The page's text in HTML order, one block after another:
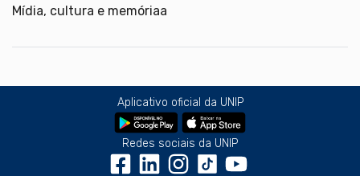
Mídia, cultura e memóriaa
Aplicativo oficial da UNIP
Redes sociais da UNIP